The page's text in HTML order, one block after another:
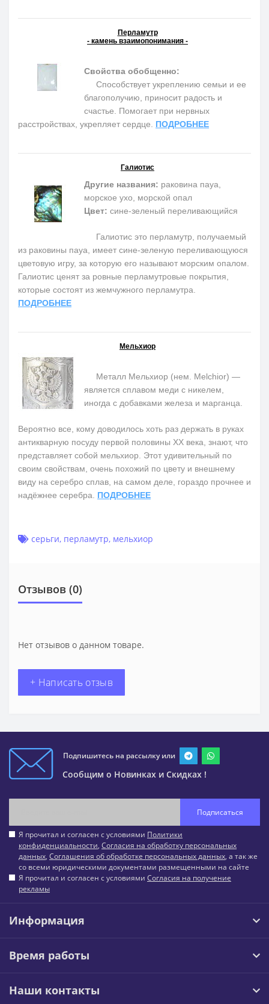
Перламутр
- камень взаимопонимания -
Свойства обобщенно:
Способствует укреплению семьи и ее
благополучию, приносит радость и
счастье. Помогает при нервных
расстройствах, укрепляет сердце. ПОДРОБНЕЕ
Галиотис
Другие названия: раковина пауа,
морское ухо, морской опал
Цвет: сине-зеленый переливающийся
Галиотис это перламутр, получаемый
из раковины пауа, имеет сине-зеленую переливающуюся
цветовую игру, за которую его называют морским опалом.
Галиотис ценят за ровные перламутровые покрытия,
которые состоят из жемчужного перламутра.
ПОДРОБНЕЕ
Мельхиор
Металл Мельхиор (нем. Melchior) —
является сплавом меди с никелем,
иногда с добавками железа и марганца.
Вероятно все, кому доводилось хоть раз держать в руках
антикварную посуду первой половины ХХ века, знают, что
представляет собой мельхиор. Этот удивительный по
своим свойствам, очень похожий по цвету и внешнему
виду на серебро сплав, на самом деле, гораздо прочнее и
надёжнее серебра. ПОДРОБНЕЕ
серьги, перламутр, мельхиор
Отзывов (0)
Нет отзывов о данном товаре.
+ Написать отзыв
Подпишитесь на рассылку или
Сообщим о Новинках и Скидках !
Подписаться
Я прочитал и согласен с условиями Политики
конфиденциальности, Согласия на обработку персональных
данных, Соглашения об обработке персональных данных, а так же
со всеми юридическими документами размещенными на сайте
Я прочитал и согласен с условиями Согласия на получение
рекламы
Информация
Время работы
Наши контакты